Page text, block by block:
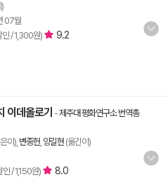
07월
/ 1,300원)
9.2
이데올로기 -제주대 평화연구소 번역총
이), 변종헌 양길현 (옮긴이)
/ 1,150원) 8.0